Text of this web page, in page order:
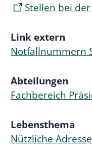
Stellen bei
Link extern
Notfallnummern
Abteilungen
Fachbereich
Lebensthema
Nützliche